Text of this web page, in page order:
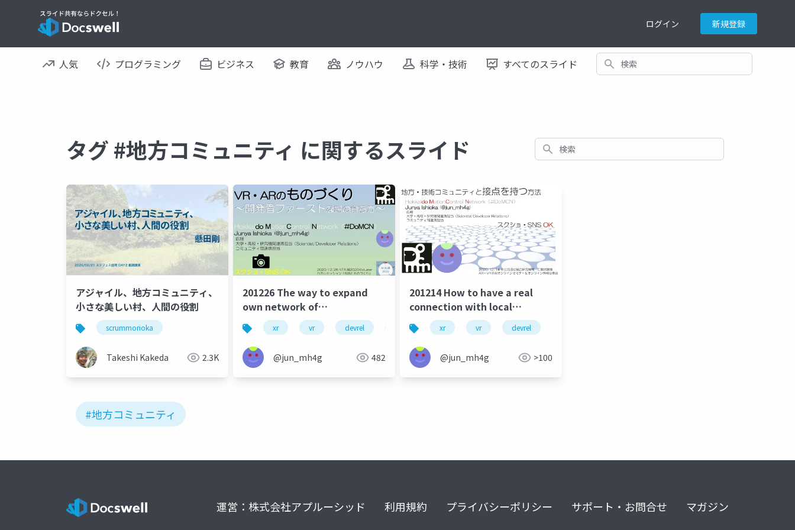
ログイン 新規登録
人気 プログラミング ビジネス 教育 ノウハウ 科学・技術 すべてのスライド 検索
タグ #地方コミュニティ に関するスライド 検索
アジャイル、地方コミュニティ、
小さな美しい村、人間の役割
scrummorioka
Takeshi Kakeda 2.3K
201226 The way to expand
own network of
developers/communities in
online environment through
events
xr vr devrel scirel domcn
@jun_mh4g 482
201214 How to have a real
connection with local
developer communities
xr vr devrel
@jun_mh4g >100
#地方コミュニティ
運営：株式会社アプルーシッド 利用規約 プライバシーポリシー サポート・お問合せ マガジン